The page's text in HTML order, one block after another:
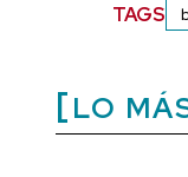
TAGS
LO